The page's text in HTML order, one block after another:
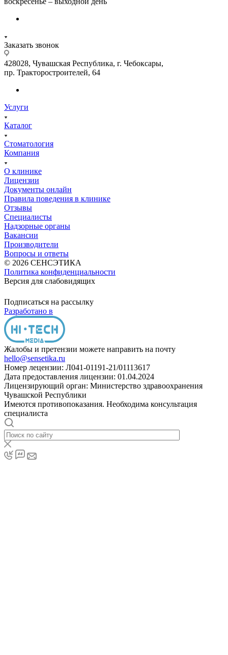
Заказать звонок
428028, Чувашская Республика, г. Чебоксары,
пр. Тракторостроителей, 64
Услуги
Каталог
Стоматология
Компания
О клинике
Лицензии
Документы онлайн
Правила поведения в клинике
Отзывы
Специалисты
Надзорные органы
Вакансии
Производители
Вопросы и ответы
© 2026 СЕНСЭТИКА
Политика конфиденциальности
Версия для слабовидящих
Подписаться на рассылку
Разработано в
Жалобы и претензии можете направить на почту
hello@sensetika.ru
Номер лецензии: Л041-01191-21/01113617
Дата предоставления лицензии: 01.04.2024
Лицензирующий орган: Министерство здравоохранения
Чувашской Республики
Имеются противопоказания. Необходима консультация
специалиста